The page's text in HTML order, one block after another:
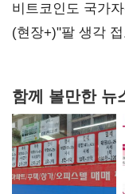
비트코인도 국가
숙제
(현장+)"팔 생각
함께 볼만한 뉴